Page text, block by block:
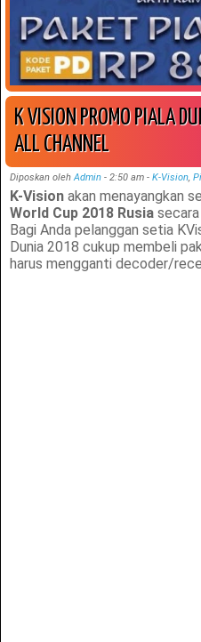
K VISION PROMO PIALA
ALL CHANNEL
Diposkan olehAdmin - 2:50 am- K-Vision,
K-Vision akan menayangkan
World Cup 2018 Rusia
Bagi Anda pelanggan setia
Dunia 2018 cukup membeli
harus mengganti decoder/